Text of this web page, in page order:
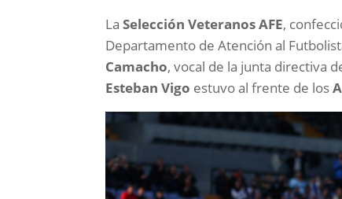
LaSelección Veteranos AFE,
Departamento de Atención al
Camacho, vocal de la junta directiva
Esteban Vigo estuvo al frente de los